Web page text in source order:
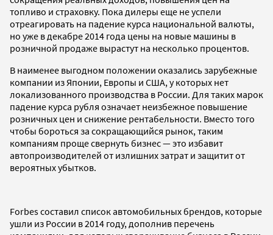
топливо и страховку. Пока дилеры еще не успели
отреагировать на падение курса национальной валюты,
но уже в декабре 2014 года цены на новые машины в
розничной продаже вырастут на несколько процентов.
В наименее выгодном положении оказались зарубежные
компании из Японии, Европы и США, у которых нет
локализованного производства в России. Для таких марок
падение курса рубля означает неизбежное повышение
розничных цен и снижение рентабельности. Вместо того
чтобы бороться за сокращающийся рынок, таким
компаниям проще свернуть бизнес — это избавит
автопроизводителей от излишних затрат и защитит от
вероятных убытков.
Forbes составил список автомобильных брендов, которые
ушли из России в 2014 году, дополнив перечень